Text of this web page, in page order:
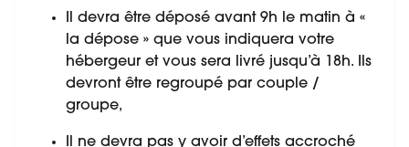
Il devra être déposé avant 9h le matin à «
la dépose » que vous indiquera votre
hébergeur et vous sera livré jusqu’à 18h. Ils
devront être regroupé par couple /
groupe,
Il ne devra pas y avoir d’effets accroché